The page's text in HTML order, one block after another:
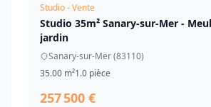
Studio - Vente
Studio 35m² Sanary-sur-Mer -
jardin
Sanary-sur-Mer (83110)
35.00 m²1.0 pièce
257 500 €